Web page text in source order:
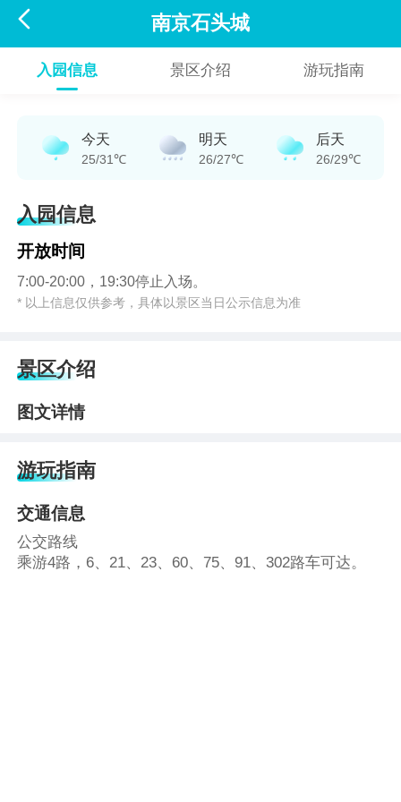
 南京石头城
入园信息 景区介绍 游玩指南
今天
25/31℃
明天
26/27℃
后天
26/29℃
入园信息
开放时间
7:00-20:00，19:30停止入场。
* 以上信息仅供参考，具体以景区当日公示信息为准
景区介绍
图文详情
游玩指南
交通信息
公交路线
乘游4路，6、21、23、60、75、91、302路车可达。